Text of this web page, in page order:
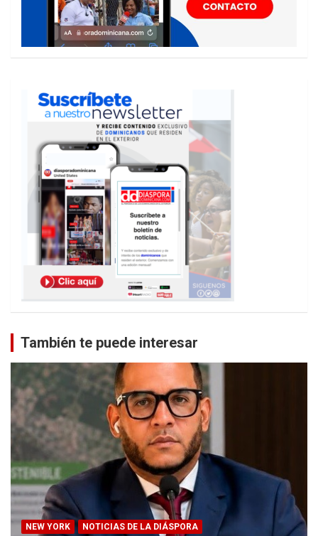
También te puede interesar
NEW YORK NOTICIAS DE LA DIÁSPORA